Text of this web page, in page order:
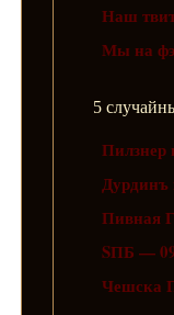
Наш
Мы на
5
Пилзнер
Пивная
SПБ —
Чешска